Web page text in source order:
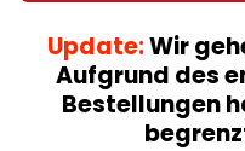
Update:Wir
Aufgrund des
Bestellungen